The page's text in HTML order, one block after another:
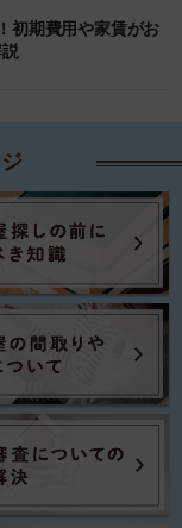
初期費用や家賃がお